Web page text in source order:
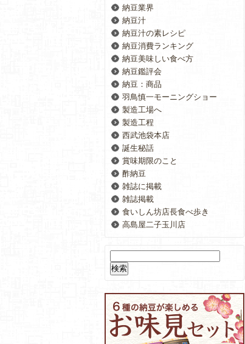
納豆業界
納豆汁
納豆汁の素レシピ
納豆消費ランキング
納豆美味しい食べ方
納豆鑑評会
納豆：商品
羽鳥慎一モーニングショー
製造工場へ
製造工程
西武池袋本店
誕生秘話
賞味期限のこと
酢納豆
雑誌に掲載
雑誌掲載
食いしん坊店長食べ歩き
高島屋二子玉川店
索: